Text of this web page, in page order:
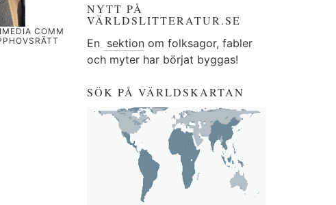
COMM
NYTT PÅ
VÄRLDSLITTERATUR.SE
En sektionom folksagor, fabler
och myter har börjat byggas!
SÖK PÅ VÄRLDSKARTAN